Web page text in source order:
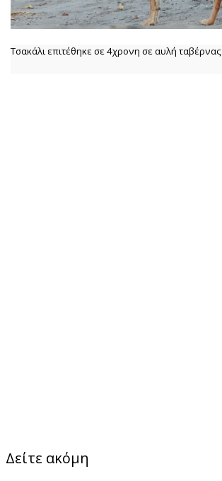
Τσακάλι επιτέθηκε σε 4χρονη σε αυλή ταβέρνας
Δείτε ακόμη